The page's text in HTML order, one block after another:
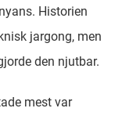
Historien
jargong, men
den njutbar.
mest var